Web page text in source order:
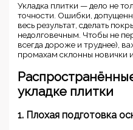
Укладка плитки — дело не
точности. Ошибки,
весь результат, сделать
недолговечным. Чтобы не
всегда дороже и труднее),
промахам склонны новички
укладке плитки
1. Плохая подготовка